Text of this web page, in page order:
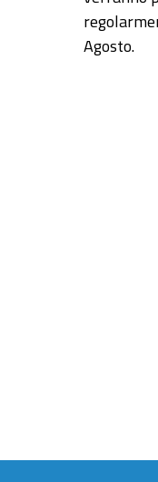
Agosto.